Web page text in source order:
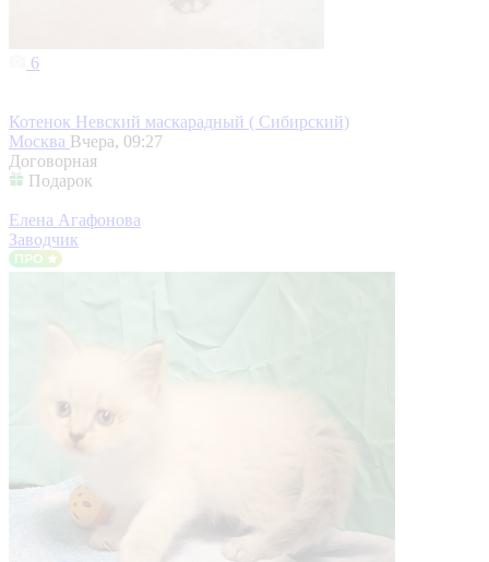
6
Котенок Невский маскарадный ( Сибирский)
Москва Вчера, 09:27
Договорная
Подарок
Елена Агафонова
Заводчик